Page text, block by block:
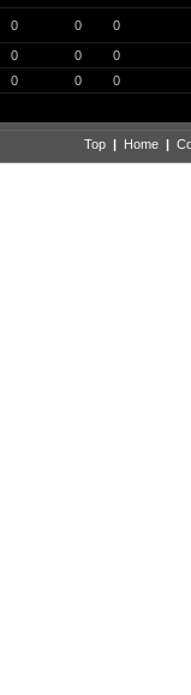
0 0 0
0 0
0
0 0 0
Top | Home |